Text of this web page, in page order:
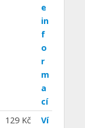
e
in
f
o
r
m
a
cí
129 Kč
Ví